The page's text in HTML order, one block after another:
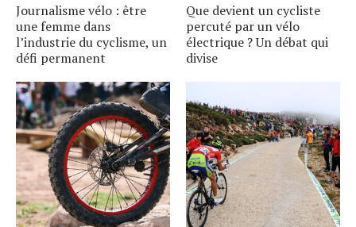
Journalisme vélo : être
une femme dans
l’industrie du cyclisme, un
défi permanent
Que devient un cycliste
percuté par un vélo
électrique ? Un débat qui
divise